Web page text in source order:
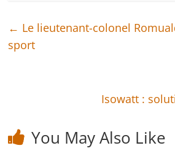
← Le lieutenant-colonel
sport
Isowatt :
You May Also Like